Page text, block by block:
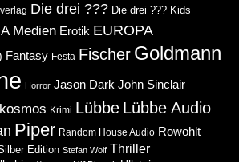
Die drei ??? Die drei ??? Kids
Medien Erotik EUROPA
Fantasy Festa Fischer Goldmann
Horror Jason Dark John Sinclair
kosmos Krimi Lübbe Lübbe Audio
Piper Random House Audio Rowohlt
Edition Stefan Wolf Thriller